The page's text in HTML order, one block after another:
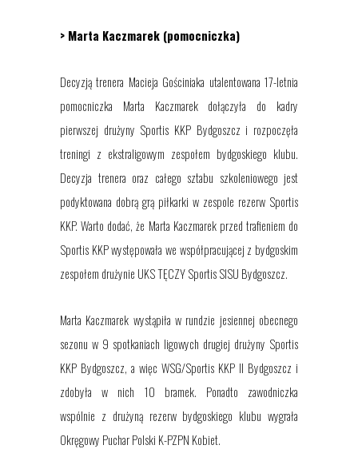
> Marta Kaczmarek (pomocniczka)
Decyzją trenera Macieja Gościniaka utalentowana 17-letnia
pomocniczka Marta Kaczmarek dołączyła do kadry
pierwszej drużyny Sportis KKP Bydgoszcz i rozpoczęła
treningi z ekstraligowym zespołem bydgoskiego klubu.
Decyzja trenera oraz całego sztabu szkoleniowego jest
podyktowana dobrą grą piłkarki w zespole rezerw Sportis
KKP. Warto dodać, że Marta Kaczmarek przed trafieniem do
Sportis KKP występowała we współpracującej z bydgoskim
zespołem drużynie UKS TĘCZY Sportis SISU Bydgoszcz.
Marta Kaczmarek wystąpiła w rundzie jesiennej obecnego
sezonu w 9 spotkaniach ligowych drugiej drużyny Sportis
KKP Bydgoszcz, a więc WSG/Sportis KKP II Bydgoszcz i
zdobyła w nich 10 bramek. Ponadto zawodniczka
wspólnie z drużyną rezerw bydgoskiego klubu wygrała
Okręgowy Puchar Polski K-PZPN Kobiet.